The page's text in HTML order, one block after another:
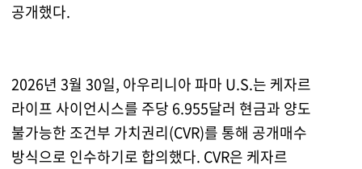
공개했다.
2026년 3월 30일, 아우리니아 파마 U.S.는 케자르
라이프 사이언시스를 주당 6.955달러 현금과 양도
불가능한 조건부 가치권리(CVR)를 통해 공개매수
방식으로 인수하기로 합의했다. CVR은 케자르